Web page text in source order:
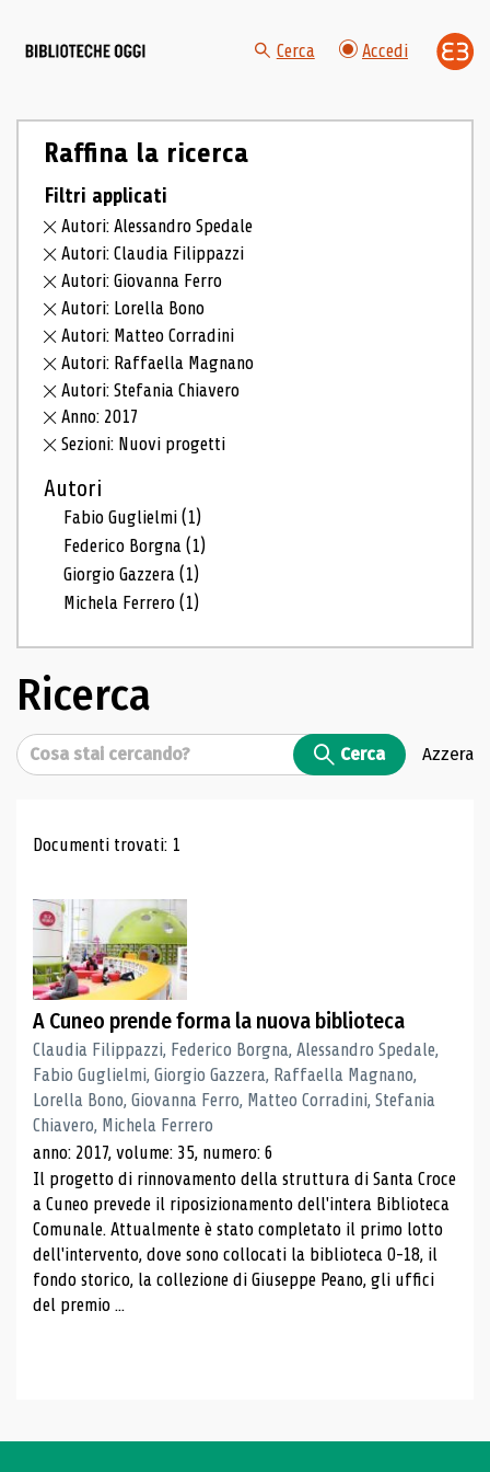
Cerca Accedi
Raffina la ricerca
Filtri applicati
Autori: Alessandro Spedale
Autori: Claudia Filippazzi
Autori: Giovanna Ferro
Autori: Lorella Bono
Autori: Matteo Corradini
Autori: Raffaella Magnano
Autori: Stefania Chiavero
Anno: 2017
Sezioni: Nuovi progetti
Autori
Fabio Guglielmi(1)
Federico Borgna(1)
Giorgio Gazzera(1)
Michela Ferrero(1)
Ricerca
Cerca Cerca Azzera
Risultati di ricerca
Documenti trovati: 1
A Cuneo prende forma la nuova biblioteca
Claudia Filippazzi, Federico Borgna, Alessandro Spedale,
Fabio Guglielmi, Giorgio Gazzera, Raffaella Magnano,
Lorella Bono, Giovanna Ferro, Matteo Corradini, Stefania
Chiavero, Michela Ferrero
anno: 2017, volume: 35, numero: 6
Il progetto di rinnovamento della struttura di Santa Croce
a Cuneo prevede il riposizionamento dell'intera Biblioteca
Comunale. Attualmente è stato completato il primo lotto
dell'intervento, dove sono collocati la biblioteca 0-18, il
fondo storico, la collezione di Giuseppe Peano, gli uffici
del premio ...